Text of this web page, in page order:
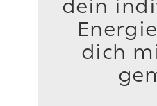
dein
dich